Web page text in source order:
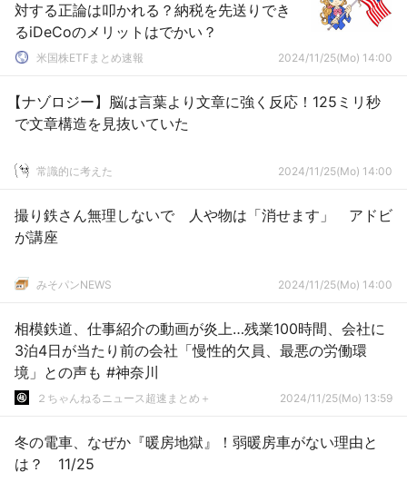
対する正論は叩かれる？納税を先送りでき
るiDeCoのメリットはでかい？
米国株ETFまとめ速報 2024/11/25(Mo) 14:00
【ナゾロジー】脳は言葉より文章に強く反応！125ミリ秒
で文章構造を見抜いていた
常識的に考えた 2024/11/25(Mo) 14:00
撮り鉄さん無理しないで 人や物は「消せます」 アドビ
が講座
みそパンNEWS 2024/11/25(Mo) 14:00
相模鉄道、仕事紹介の動画が炎上…残業100時間、会社に
3泊4日が当たり前の会社「慢性的欠員、最悪の労働環
境」との声も #神奈川
２ちゃんねるニュース超速まとめ＋ 2024/11/25(Mo) 13:59
冬の電車、なぜか『暖房地獄』！弱暖房車がない理由と
は？ 11/25